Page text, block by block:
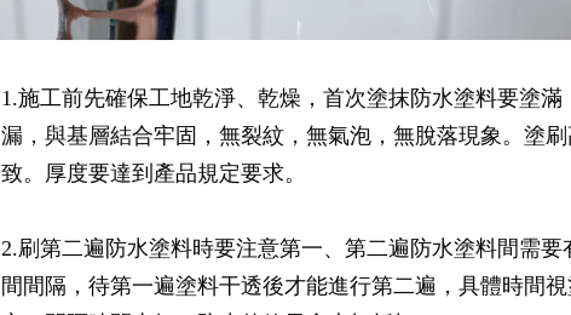
1.施工前先確保工地乾淨、乾燥，首次塗抹防水塗料要塗滿
漏，與基層結合牢固，無裂紋，無氣泡，無脫落現象。塗
致。厚度要達到產品規定要求。
2.刷第二遍防水塗料時要注意第一、第二遍防水塗料間需要
間間隔，待第一遍塗料干透後才能進行第二遍，具體時間